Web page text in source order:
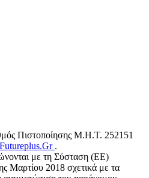
Πιστοποίησης Μ.Η.Τ. 252151
Futureplus.Gr .
με τη Σύσταση (ΕΕ)
Μαρτίου 2018 σχετικά με τα